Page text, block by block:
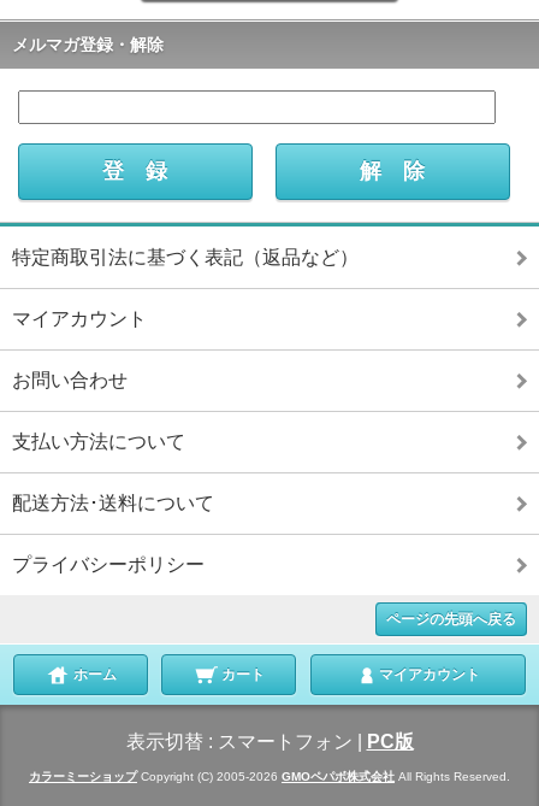
メルマガ登録・解除
特定商取引法に基づく表記（返品など）
マイアカウント
お問い合わせ
支払い方法について
配送方法･送料について
プライバシーポリシー
ページの先頭へ戻る
ホーム カート マイアカウント
表示切替 : スマートフォン PC版
カラーミーショップCopyright (C) 2005-2026 GMOペパボ株式会社 All Rights Reserved.